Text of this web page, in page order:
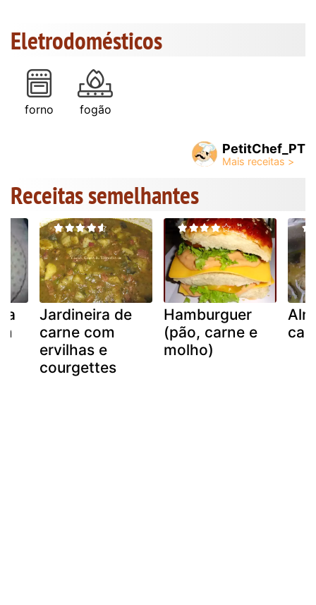
Eletrodomésticos
forno fogão
PetitChef_PT
Receitas semelhantes
Jardineira de
carne com
ervilhas e
courgettes
Hamburguer
(pão, carne e
molho)